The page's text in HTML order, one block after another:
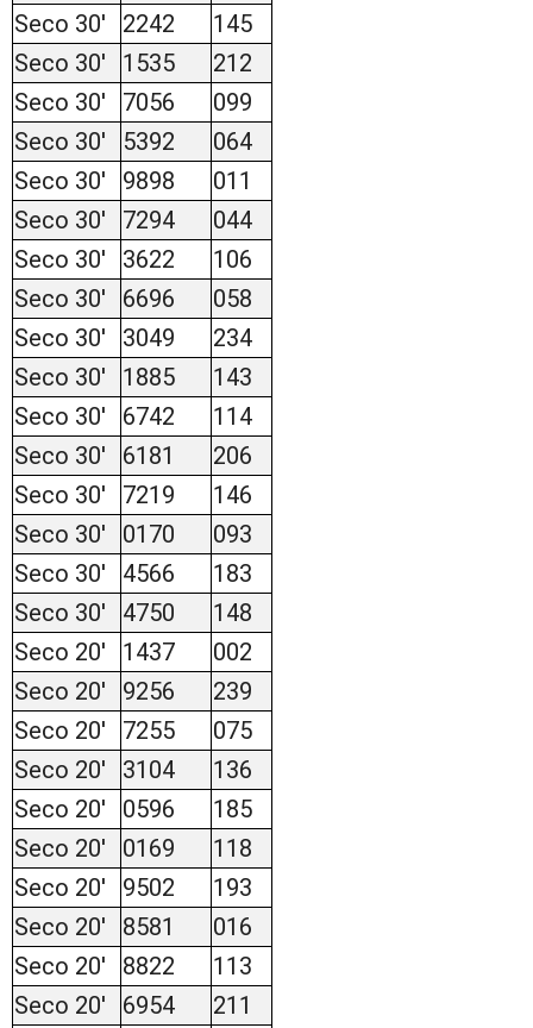
Seco 30'
2242
145
Seco 30'
1535
212
Seco 30'
7056
099
Seco 30'
5392
064
Seco 30'
9898
011
Seco 30'
7294
044
Seco 30'
3622
106
Seco 30'
6696
058
Seco 30'
3049
234
Seco 30'
1885
143
Seco 30'
6742
114
Seco 30'
6181
206
Seco 30'
7219
146
Seco 30'
0170
093
Seco 30'
4566
183
Seco 30'
4750
148
Seco 20'
1437
002
Seco 20'
9256
239
Seco 20'
7255
075
Seco 20'
3104
136
Seco 20'
0596
185
Seco 20'
0169
118
Seco 20'
9502
193
Seco 20'
8581
016
Seco 20'
8822
113
Seco 20'
6954
211